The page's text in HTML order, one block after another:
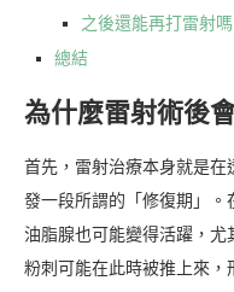
之後還能再打雷射嗎
總結
為什麼雷射術後
首先，雷射治療本身就是在
發一段所謂的「修復期」。
油脂腺也可能變得活躍，尤
粉刺可能在此時被推上來，